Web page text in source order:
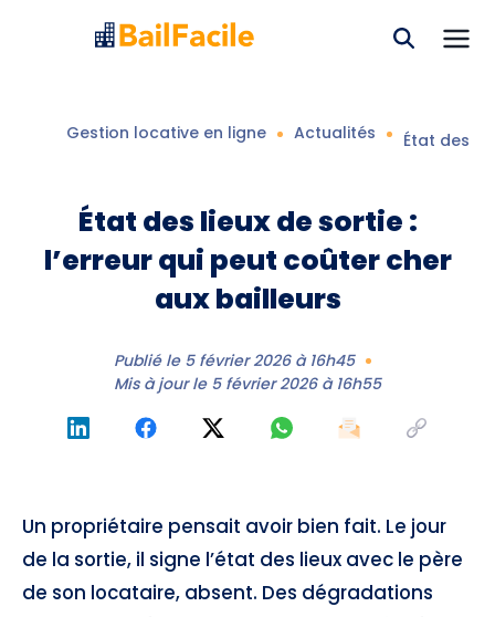
Gestion locative en ligne Actualités État des
État des lieux de sortie :
l’erreur qui peut coûter cher
aux bailleurs
Publié le 5 février 2026 à 16h45
Mis à jour le 5 février 2026 à 16h55
Un propriétaire pensait avoir bien fait. Le jour
de la sortie, il signe l’état des lieux avec le père
de son locataire, absent. Des dégradations